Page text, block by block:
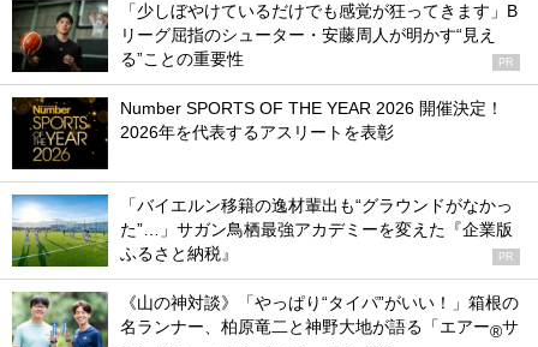
「少しぼやけているだけでも感覚が狂ってきます」B
リーグ屈指のシューター・安藤周人が明かす“見え
る”ことの重要性
PR
Number SPORTS OF THE YEAR 2026 開催決定！
2026年を代表するアスリートを表彰
「バイエルン移籍の逸材輩出も“グラウンドがなかっ
た”…」サガン鳥栖最強アカデミーを変えた『企業版
ふるさと納税』
PR
《山の神対談》「やっぱり“タイパ”がいい！」箱根の
名ランナー、柏原竜二と神野大地が語る「エアー®サ